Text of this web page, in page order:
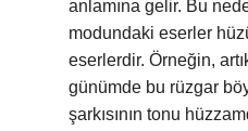
anlamına gelir. Bu
modundaki eserler
eserlerdir. Örneğin,
günümde bu rüzgar
şarkısının tonu